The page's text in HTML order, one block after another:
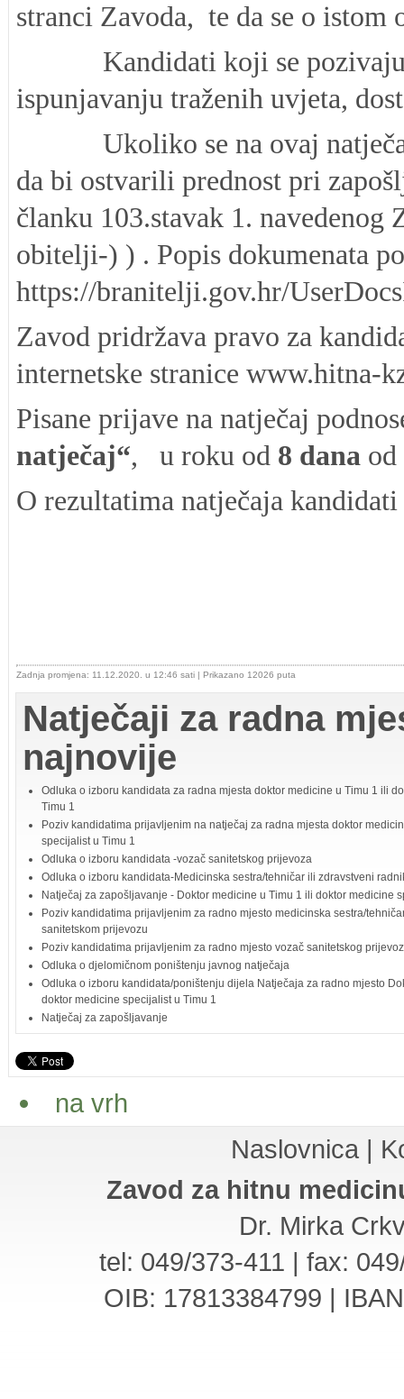
stranci Zavoda, te da se o
Kandidati koji se pozivaju na
ispunjavanju traženih uvjeta,
Ukoliko se na ovaj natječaj
da bi ostvarili prednost pri
članku 103.stavak 1.
obitelji-) ) . Popis dokumenata
https://branitelji.gov.hr/
Zavod pridržava pravo za
internetske stranice www.hitna-
Pisane prijave na natječaj
natječaj“, u roku od 8 dana od
O rezultatima natječaja
Zadnja promjena: 11.12.2020. u 12:46 sati | Prikazano 12026 puta
Natječaji za radna
najnovije
Odluka o izboru kandidata za radna mjesta doktor medicine u Timu 1 ili
Timu 1
Poziv kandidatima prijavljenim na natječaj za radna mjesta doktor
specijalist u Timu 1
Odluka o izboru kandidata -vozač sanitetskog prijevoza
Odluka o izboru kandidata-Medicinska sestra/tehničar ili zdravstveni
Natječaj za zapošljavanje - Doktor medicine u Timu 1 ili doktor medicine
Poziv kandidatima prijavljenim za radno mjesto medicinska sestra/
sanitetskom prijevozu
Poziv kandidatima prijavljenim za radno mjesto vozač sanitetskog
Odluka o djelomičnom poništenju javnog natječaja
Odluka o izboru kandidata/poništenju dijela Natječaja za radno mjesto
doktor medicine specijalist u Timu 1
Natječaj za zapošljavanje
na vrh
Naslovnica |
Zavod za hitnu
Dr. Mirka
tel: 049/373-411 | fax:
OIB: 17813384799 |